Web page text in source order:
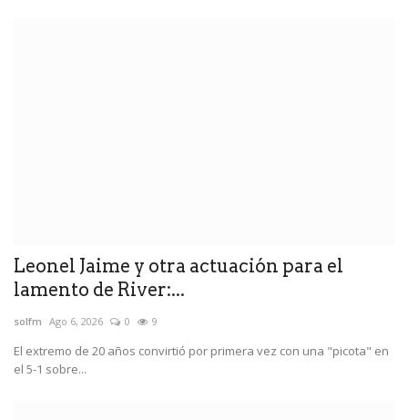
Leonel Jaime y otra actuación para el
lamento de River:...
solfm Ago 6, 2026 0 9
El extremo de 20 años convirtió por primera vez con una "picota" en
el 5-1 sobre...